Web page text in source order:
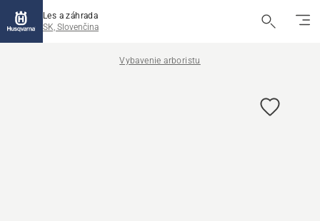
Les a záhrada
SK, Slovenčina
Vybavenie arboristu